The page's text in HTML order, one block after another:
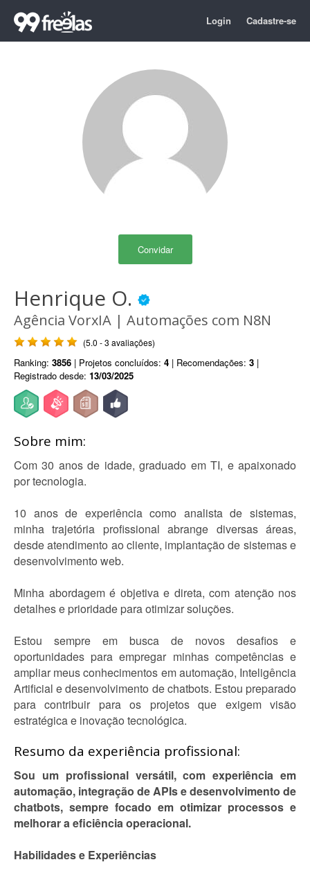
Login Cadastre-se
Convidar
Henrique O.
Agência VorxIA | Automações com N8N
(5.0 - 3 avaliações)
Ranking: 3856 | Projetos concluídos: 4 | Recomendações: 3 |
Registrado desde: 13/03/2025
Sobre mim:
Com 30 anos de idade, graduado em TI, e apaixonado
por tecnologia.
10 anos de experiência como analista de sistemas,
minha trajetória profissional abrange diversas áreas,
desde atendimento ao cliente, implantação de sistemas e
desenvolvimento web.
Minha abordagem é objetiva e direta, com atenção nos
detalhes e prioridade para otimizar soluções.
Estou sempre em busca de novos desafios e
oportunidades para empregar minhas competências e
ampliar meus conhecimentos em automação, Inteligência
Artificial e desenvolvimento de chatbots. Estou preparado
para contribuir para os projetos que exigem visão
estratégica e inovação tecnológica.
Resumo da experiência profissional:
Sou um profissional versátil, com experiência em
automação, integração de APIs e desenvolvimento de
chatbots, sempre focado em otimizar processos e
melhorar a eficiência operacional.
Habilidades e Experiências